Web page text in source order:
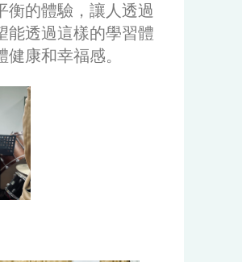
衡的體驗，讓人透過
能透過這樣的學習體
康和幸福感。